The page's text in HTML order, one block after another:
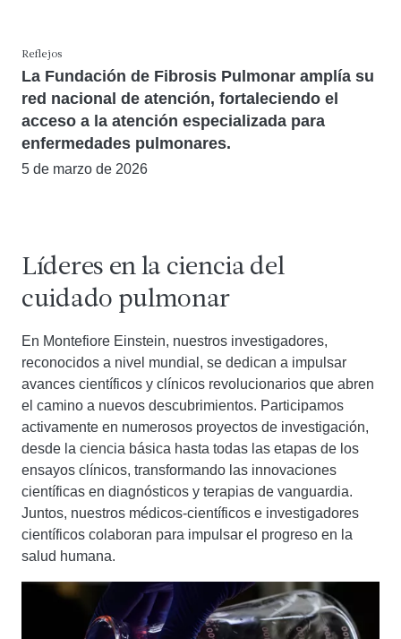
Reflejos
La Fundación de Fibrosis Pulmonar amplía su
red nacional de atención, fortaleciendo el
acceso a la atención especializada para
enfermedades pulmonares.
5 de marzo de 2026
Líderes en la ciencia del
cuidado pulmonar
En Montefiore Einstein, nuestros investigadores,
reconocidos a nivel mundial, se dedican a impulsar
avances científicos y clínicos revolucionarios que abren
el camino a nuevos descubrimientos. Participamos
activamente en numerosos proyectos de investigación,
desde la ciencia básica hasta todas las etapas de los
ensayos clínicos, transformando las innovaciones
científicas en diagnósticos y terapias de vanguardia.
Juntos, nuestros médicos-científicos e investigadores
científicos colaboran para impulsar el progreso en la
salud humana.